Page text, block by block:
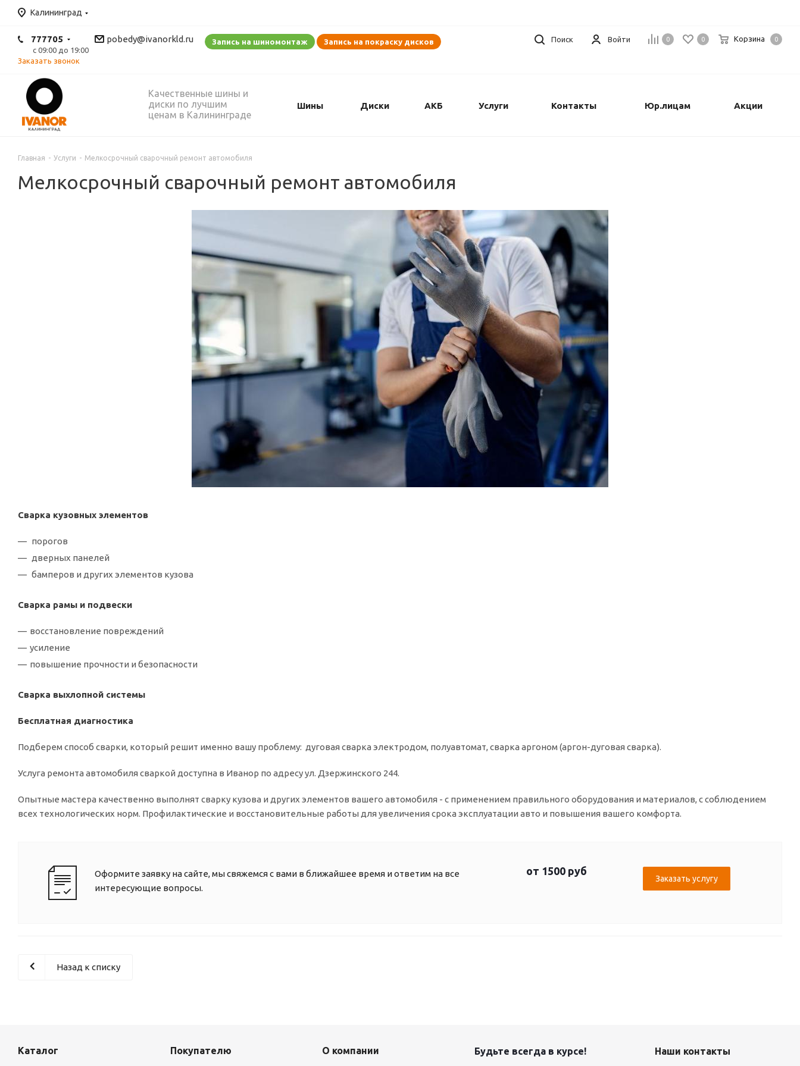
Калининград
777705
с 09:00 до 19:00
pobedy@ivanorkld.ru
Заказать звонок
0 0 Корзина 0
Войти
Запись на шиномонтаж Запись на покраску дисков Поиск
Качественные шины и
диски по лучшим
ценам в Калининграде
Шины Диски АКБ Услуги Контакты Юр.лицам Акции
Главная - Услуги - Мелкосрочный сварочный ремонт автомобиля
Мелкосрочный сварочный ремонт автомобиля
Сварка кузовных элементов
порогов
дверных панелей
бамперов и других элементов кузова
Сварка рамы и подвески
восстановление повреждений
усиление
повышение прочности и безопасности
Сварка выхлопной системы
Бесплатная диагностика
Подберем способ сварки, который решит именно вашу проблему: дуговая сварка электродом, полуавтомат, сварка аргоном (аргон-дуговая сварка).
Услуга ремонта автомобиля сваркой доступна в Иванор по адресу ул. Дзержинского 244.
Опытные мастера качественно выполнят сварку кузова и других элементов вашего автомобиля - с применением правильного оборудования и материалов, с соблюдением
всех технологических норм. Профилактические и восстановительные работы для увеличения срока эксплуатации авто и повышения вашего комфорта.
от 1500 руб
Оформите заявку на сайте, мы свяжемся с вами в ближайшее время и ответим на все
интересующие вопросы.
Заказать услугу
Назад к списку
Каталог Покупателю О компании Будьте всегда в курсе! Наши контакты